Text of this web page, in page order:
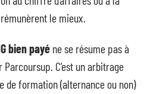
le mieux.
bien payé ne se résume pas à
C’est un arbitrage
de formation (alternance ou non)